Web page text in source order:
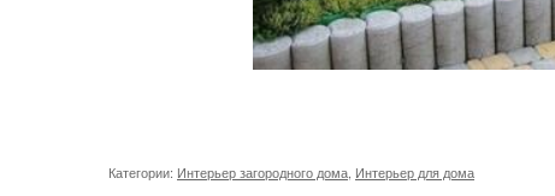
Категории: Интерьер загородного дома Интерьер для дома